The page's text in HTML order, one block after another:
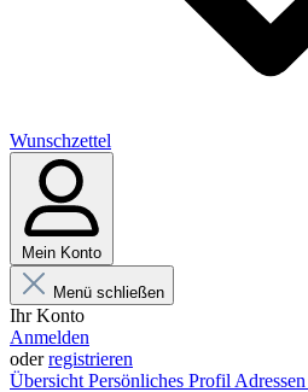
Wunschzettel
Mein Konto
Menü schließen
Ihr Konto
Anmelden
oderregistrieren
Übersicht Persönliches Profil Adressen